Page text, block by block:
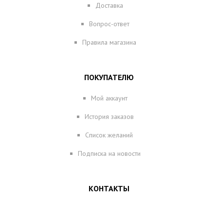
Доставка
Вопрос-ответ
Правила магазина
ПОКУПАТЕЛЮ
Мой аккаунт
История заказов
Список желаний
Подписка на новости
КОНТАКТЫ